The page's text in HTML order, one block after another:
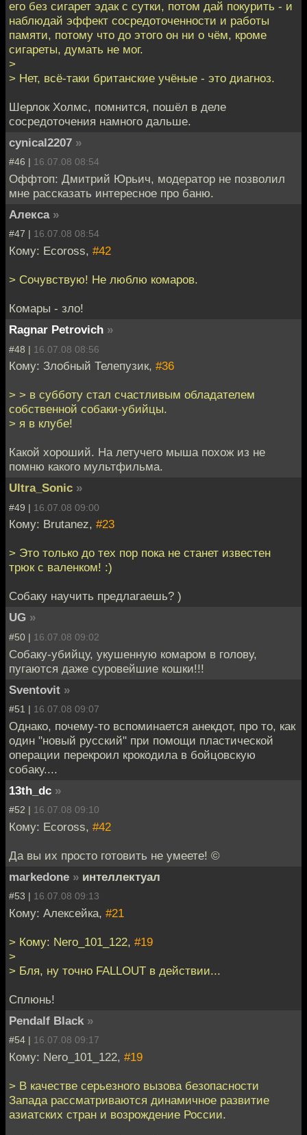
его без сигарет эдак с сутки, потом дай покурить - и
наблюдай эффект сосредоточенности и работы
памяти, потому что до этого он ни о чём, кроме
сигареты, думать не мог.
>
> Нет, всё-таки британские учёные - это диагноз.
Шерлок Холмс, помнится, пошёл в деле
сосредоточения намного дальше.
cynical2207 »
#46 | 16.07.08 08:54
Оффтоп: Дмитрий Юрьич, модератор не позволил
мне рассказать интересное про баню.
Алекса »
#47 | 16.07.08 08:54
Кому: Ecoross, #42
> Сочувствую! Не люблю комаров.
Комары - зло!
Ragnar Petrovich »
#48 | 16.07.08 08:56
Кому: Злобный Телепузик, #36
> > в субботу стал счастливым обладателем
собственной собаки-убийцы.
> я в клубе!
Какой хороший. На летучего мыша похож из не
помню какого мультфильма.
Ultra_Sonic »
#49 | 16.07.08 09:00
Кому: Brutanez, #23
> Это только до тех пор пока не станет известен
трюк с валенком! :)
Собаку научить предлагаешь? )
UG »
#50 | 16.07.08 09:02
Собаку-убийцу, укушенную комаром в голову,
пугаются даже суровейшие кошки!!!
Sventovit »
#51 | 16.07.08 09:07
Однако, почему-то вспоминается анекдот, про то, как
один "новый русский" при помощи пластической
операции перекроил крокодила в бойцовскую
собаку....
13th_dc »
#52 | 16.07.08 09:10
Кому: Ecoross, #42
Да вы их просто готовить не умеете! ©
markedone » интеллектуал
#53 | 16.07.08 09:13
Кому: Алексейка, #21
> Кому: Nero_101_122, #19
>
> Бля, ну точно FALLOUT в действии...
Сплюнь!
Pendalf Black »
#54 | 16.07.08 09:17
Кому: Nero_101_122, #19
> В качестве серьезного вызова безопасности
Запада рассматриваются динамичное развитие
азиатских стран и возрождение России.